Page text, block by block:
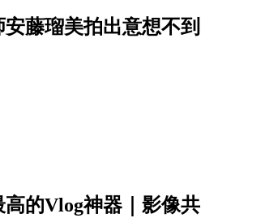
藤瑠美拍出意想不到
的Vlog神器｜影像共